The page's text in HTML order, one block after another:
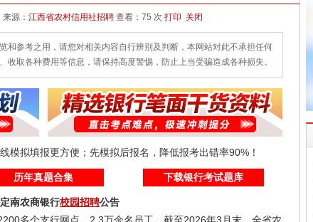
发布时间：2026-07-07 13:36 来源： 江西省农村信用社招聘 查看： 75 次 打印 关闭
和参考之用，请您对相关内容自行辨别及判断，本网站对此不承担任何
取各种费用等信息，请保持高度警惕，防止上当受骗造成各种损失。
模拟填报更方便；先模拟后报名，降低报考出错率90%！
历年真题合集 下载银行考试题库
南农商银行校园招聘公告